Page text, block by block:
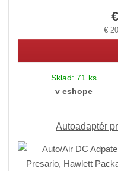
€
Sklad: 71 ks
v eshope
Autoadaptér